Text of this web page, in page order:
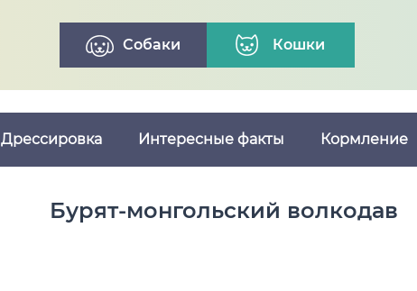
Собаки Кошки
Дрессировка Интересные факты Кормление
Бурят-монгольский волкодав